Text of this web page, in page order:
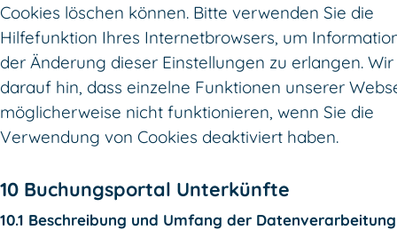
Cookies löschen können. Bitte verwenden Sie die
Hilfefunktion Ihres Internetbrowsers, um
der Änderung dieser Einstellungen zu erlangen.
darauf hin, dass einzelne Funktionen unserer
möglicherweise nicht funktionieren, wenn Sie die
Verwendung von Cookies deaktiviert haben.
10 Buchungsportal Unterkünfte
10.1 Beschreibung und Umfang der Datenverarbeitung